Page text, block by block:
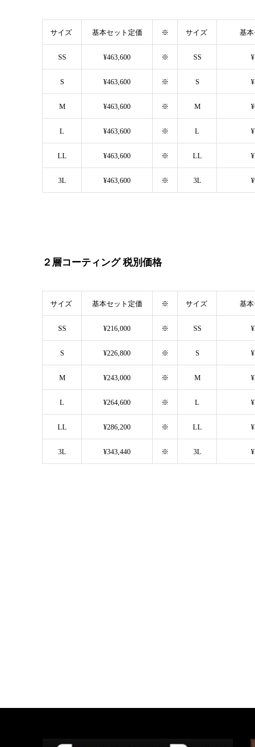
サイズ 基本セット定価 ※ サイズ 基
SS ¥463,600 ※ SS
S ¥463,600 ※ S
M ¥463,600 ※ M
L ¥463,600 ※ L
LL ¥463,600 ※ LL
3L ¥463,600 ※ 3L
２層コーティング 税別価格
サイズ 基本セット定価 ※ サイズ 基
SS ¥216,000 ※ SS
S ¥226,800 ※ S
M ¥243,000 ※ M
L ¥264,600 ※ L
LL ¥286,200 ※ LL
3L ¥343,440 ※ 3L